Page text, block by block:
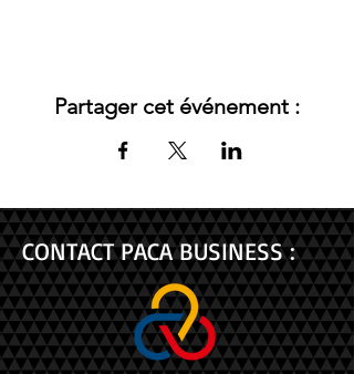
Partager cet événement :
CONTACT PACA BUSINESS :